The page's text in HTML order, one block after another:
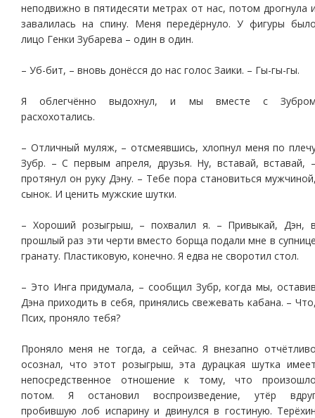
неподвижно в пятидесяти метрах от нас, потом дрогнула
завалилась на спину. Меня передёрнуло. У фигуры
лицо Генки Зубарева – один в один.
– Уб-бит, – вновь донёсся до нас голос Заики. – Гы-гы-гы.
Я облегчённо выдохнул, и мы вместе с
расхохотались.
– Отличный муляж, – отсмеявшись, хлопнул меня по
Зубр. – С первым апреля, друзья. Ну, вставай, вставай,
протянул он руку Дэну. – Тебе пора становиться
сынок. И ценить мужские шутки.
– Хороший розыгрыш, – похвалил я. – Привыкай, Дэн,
прошлый раз эти черти вместо борща подали мне в
гранату. Пластиковую, конечно. Я едва не своротил стол.
– Это Инга придумала, – сообщил Зубр, когда мы,
Дэна приходить в себя, принялись свежевать кабана. –
Псих, проняло тебя?
Проняло меня не тогда, а сейчас. Я внезапно
осознал, что этот розыгрыш, эта дурацкая шутка
непосредственное отношение к тому, что
потом. Я остановил воспроизведение, утёр
пробившую лоб испарину и двинулся в гостиную.